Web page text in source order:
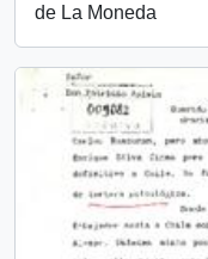
de La Moneda